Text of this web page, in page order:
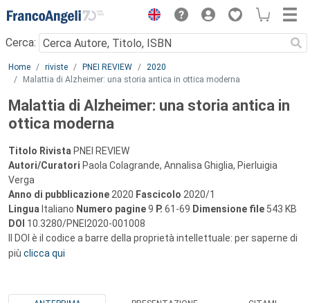
Menu
Cerca:
Main content
Home riviste PNEI REVIEW
2020
Malattia di Alzheimer: una storia antica in ottica moderna
Malattia di Alzheimer: una storia antica in
ottica moderna
Titolo Rivista PNEI REVIEW
Autori/Curatori Paola Colagrande, Annalisa Ghiglia, Pierluigia
Verga
Anno di pubblicazione 2020 Fascicolo 2020/1
Lingua Italiano Numero pagine9 P. 61-69 Dimensione file 543 KB
DOI 10.3280/PNEI2020-001008
Il DOI è il codice a barre della proprietà intellettuale: per saperne di
più clicca qui